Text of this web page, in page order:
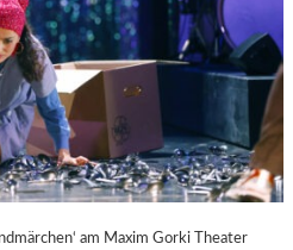
am Maxim Gorki Theater